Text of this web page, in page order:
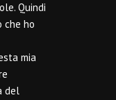
Quindi
che ho
mia
del